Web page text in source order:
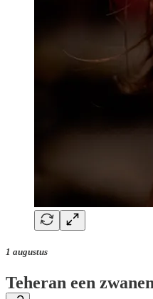
1 augustus
Teheran een